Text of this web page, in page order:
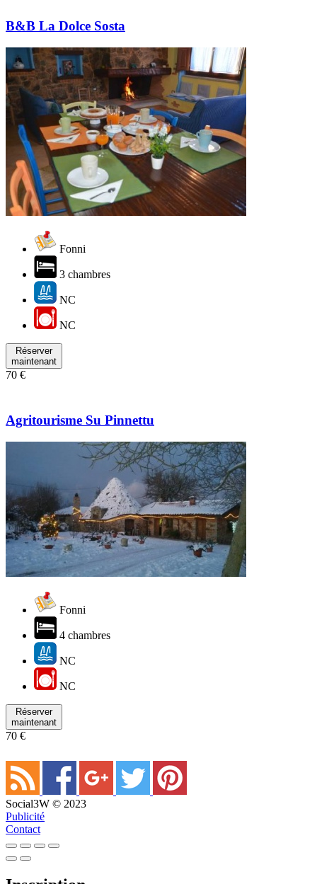
B&B La Dolce Sosta
Fonni
3 chambres
NC
NC
Réserver
maintenant
70 €
Agritourisme Su Pinnettu
Fonni
4 chambres
NC
NC
Réserver
maintenant
70 €
Social3W © 2023
Publicité
Contact